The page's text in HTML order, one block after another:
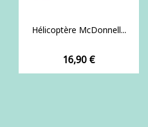
Hélicoptère McDonnell...
Prix
16,90 €